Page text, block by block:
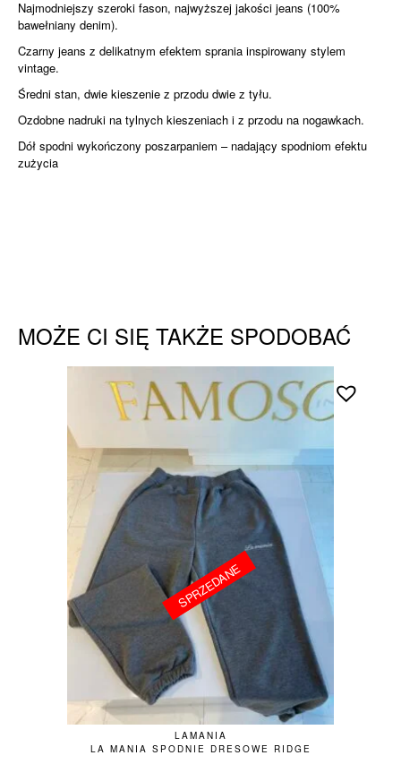
Najmodniejszy szeroki fason, najwyższej jakości jeans (100%
bawełniany denim).
Czarny jeans z delikatnym efektem sprania inspirowany stylem
vintage.
Średni stan, dwie kieszenie z przodu dwie z tyłu.
Ozdobne nadruki na tylnych kieszeniach i z przodu na nogawkach.
Dół spodni wykończony poszarpaniem – nadający spodniom efektu
zużycia
MOŻE CI SIĘ TAKŻE SPODOBAĆ
SPRZEDANE
LAMANIA
LA MANIA SPODNIE DRESOWE RIDGE
SPRZEDANE